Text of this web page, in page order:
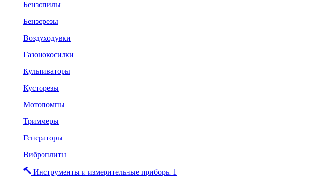
Бензопилы
Бензорезы
Воздуходувки
Газонокосилки
Культиваторы
Кусторезы
Мотопомпы
Триммеры
Генераторы
Виброплиты
Инструменты и измерительные приборы 1